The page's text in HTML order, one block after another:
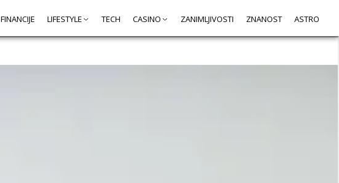
FINANCIJE LIFESTYLE TECH CASINO ZANIMLJIVOSTI ZNANOST ASTRO